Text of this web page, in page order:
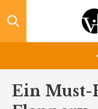
Zum
Hauptinhalt
Ein Must-